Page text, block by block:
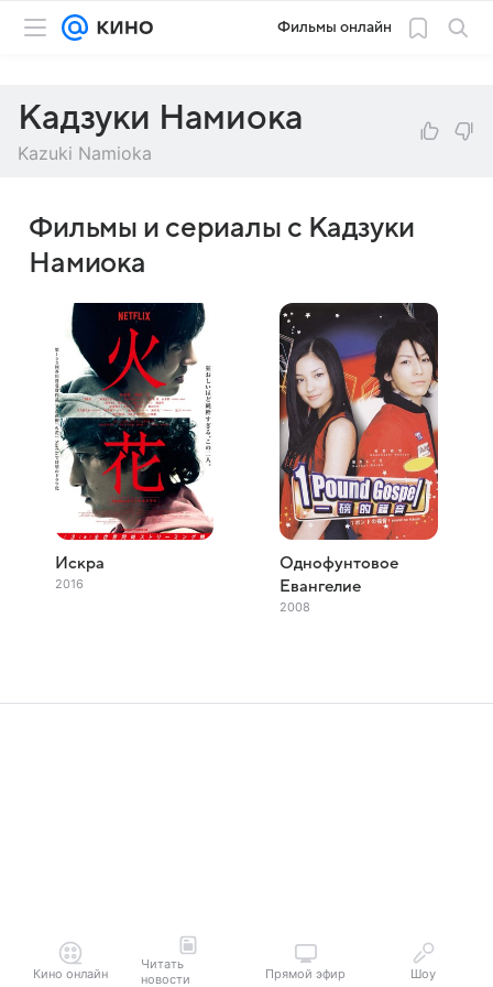
Фильмы онлайн
Кадзуки Намиока
Kazuki Namioka
Фильмы и сериалы с Кадзуки
Намиока
Искра
2016
Однофунтовое
Евангелие
2008
Кино онлайн
Читать
новости
Прямой эфир Шоу